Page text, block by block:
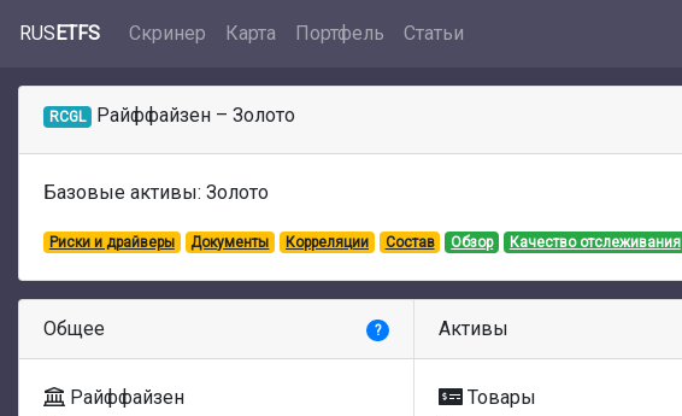
RUSETFS Скринер Карта Портфель Статьи
RCGL Райффайзен – Золото
Базовые активы: Золото
Риски и драйверы Документы Корреляции Состав Обзор Качество отслеживания
Общее ?
Райффайзен
Активы
Товары